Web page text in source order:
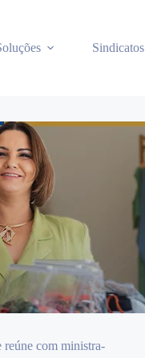
Sindicatos
reúne com ministra-